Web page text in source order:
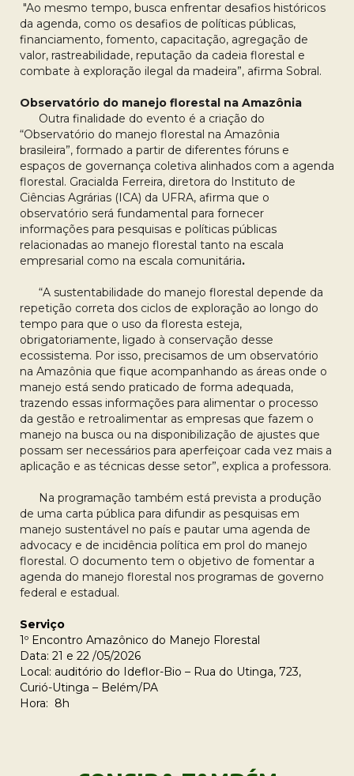
"Ao mesmo tempo, busca enfrentar desafios históricos
da agenda, como os desafios de políticas públicas,
financiamento, fomento, capacitação, agregação de
valor, rastreabilidade, reputação da cadeia florestal e
combate à exploração ilegal da madeira”, afirma Sobral.
Observatório do manejo florestal na Amazônia
Outra finalidade do evento é a criação do
“Observatório do manejo florestal na Amazônia
brasileira”, formado a partir de diferentes fóruns e
espaços de governança coletiva alinhados com a agenda
florestal. Gracialda Ferreira, diretora do Instituto de
Ciências Agrárias (ICA) da UFRA, afirma que o
observatório será fundamental para fornecer
informações para pesquisas e políticas públicas
relacionadas ao manejo florestal tanto na escala
empresarial como na escala comunitária.
“A sustentabilidade do manejo florestal depende da
repetição correta dos ciclos de exploração ao longo do
tempo para que o uso da floresta esteja,
obrigatoriamente, ligado à conservação desse
ecossistema. Por isso, precisamos de um observatório
na Amazônia que fique acompanhando as áreas onde o
manejo está sendo praticado de forma adequada,
trazendo essas informações para alimentar o processo
da gestão e retroalimentar as empresas que fazem o
manejo na busca ou na disponibilização de ajustes que
possam ser necessários para aperfeiçoar cada vez mais a
aplicação e as técnicas desse setor”, explica a professora.
Na programação também está prevista a produção
de uma carta pública para difundir as pesquisas em
manejo sustentável no país e pautar uma agenda de
advocacy e de incidência política em prol do manejo
florestal. O documento tem o objetivo de fomentar a
agenda do manejo florestal nos programas de governo
federal e estadual.
Serviço
1º Encontro Amazônico do Manejo Florestal
Data: 21 e 22 /05/2026
Local: auditório do Ideflor-Bio – Rua do Utinga, 723,
Curió-Utinga – Belém/PA
Hora: 8h